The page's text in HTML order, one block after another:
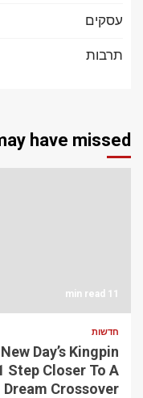
עסקים
תרבות
have missed
11 min read
חדשות
Day’s Kingpin
Step Closer To A
Dream Crossover